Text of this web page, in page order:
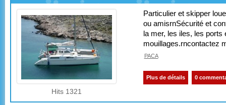
Hits 1321
Particulier et skipper
ou amisrnSécurité et
la mer, les iles, les ports
mouillages.rncontactez
PACA
Plus de détails 0